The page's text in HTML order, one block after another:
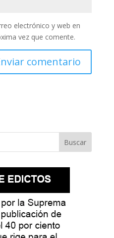
electrónico y web en
vez que comente.
Buscar